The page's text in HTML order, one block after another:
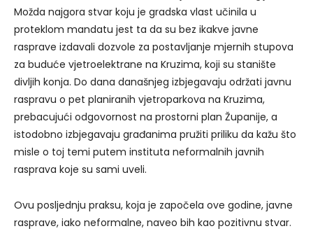
Možda najgora stvar koju je gradska vlast učinila u
proteklom mandatu jest ta da su bez ikakve javne
rasprave izdavali dozvole za postavljanje mjernih stupova
za buduće vjetroelektrane na Kruzima, koji su stanište
divljih konja. Do dana današnjeg izbjegavaju održati javnu
raspravu o pet planiranih vjetroparkova na Kruzima,
prebacujući odgovornost na prostorni plan Županije, a
istodobno izbjegavaju građanima pružiti priliku da kažu što
misle o toj temi putem instituta neformalnih javnih
rasprava koje su sami uveli.
Ovu posljednju praksu, koja je započela ove godine, javne
rasprave, iako neformalne, naveo bih kao pozitivnu stvar.